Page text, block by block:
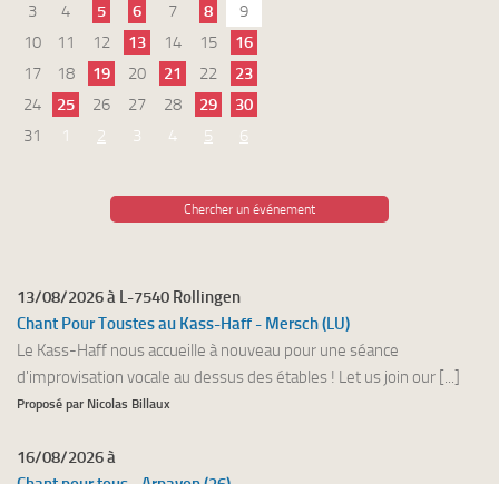
3
4 5 6 7 8
9
10
11 12 13 14 15
16
17
18 19 20 21 22
23
24
25 26 27 28 29
30
31
1 2 3 4 5 6
Chercher un événement
13/08/2026 à L-7540 Rollingen
Chant Pour Toustes au Kass-Haff - Mersch (LU)
Le Kass-Haff nous accueille à nouveau pour une séance
d'improvisation vocale au dessus des étables ! Let us join our [...]
Proposé par Nicolas Billaux
16/08/2026 à